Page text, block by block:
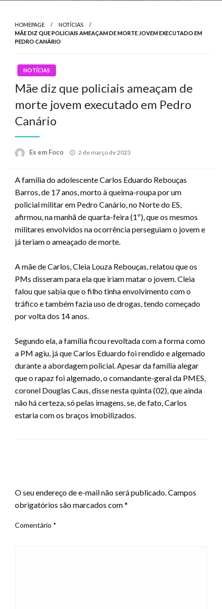
HOMEPAGE
NOTÍCIAS
MÃE DIZ QUE POLICIAIS AMEAÇAM DE MORTE JOVEM EXECUTADO EM
PEDRO CANÁRIO
NOTÍCIAS
Mãe diz que policiais ameaçam de
morte jovem executado em Pedro
Canário
Es em Foco
Posted
2 de março de 2023
A família do adolescente Carlos Eduardo Rebouças
Barros, de 17 anos, morto à queima-roupa por um
policial militar em Pedro Canário, no Norte do ES,
afirmou, na manhã de quarta-feira (1º), que os mesmos
militares envolvidos na ocorrência perseguiam o jovem e
já teriam o ameaçado de morte.⠀
A mãe de Carlos, Cleia Louza Rebouças, relatou que os
PMs disseram para ela que iriam matar o jovem. Cleia
falou que sabia que o filho tinha envolvimento com o
tráfico e também fazia uso de drogas, tendo começado
por volta dos 14 anos. ⠀
Segundo ela, a família ficou revoltada com a forma como
a PM agiu, já que Carlos Eduardo foi rendido e algemado
durante a abordagem policial. Apesar da família alegar
que o rapaz foi algemado, o comandante-geral da PMES,
coronel Douglas Caus, disse nesta quinta (02), que ainda
não há certeza, só pelas imagens, se, de fato, Carlos
estaria com os braços imobilizados.
O seu endereço de e-mail não será publicado.Campos
obrigatórios são marcados com*
Comentário *